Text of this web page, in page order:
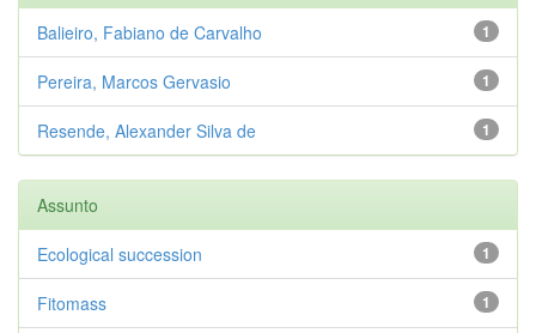
1
Balieiro, Fabiano de Carvalho
1
Pereira, Marcos Gervasio
1
Resende, Alexander Silva de
Assunto
1
Ecological succession
1
Fitomass